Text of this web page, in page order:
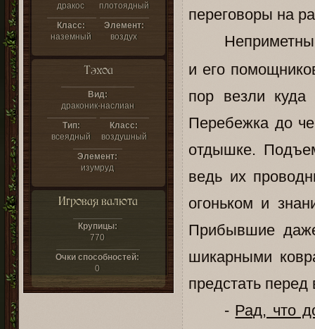
дракос
плотоядный
Класс:
наземный
Элемент:
воздух
Тэхоа
Вид:
драконик-наслиан
Тип:
всеядный
Класс:
воздушный
Элемент:
изумруд
Игровая валюта
Крупицы:
770
Очки способностей:
0
переговоры на
и его
пор везли
Перебежка до
отдышке.
ведь их
огоньком и
Прибывшие
шикарными
предстать перед
- Рад, что